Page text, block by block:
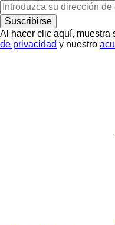
Suscribirse
Al hacer clic aquí, muestra
de privacidad y nuestro